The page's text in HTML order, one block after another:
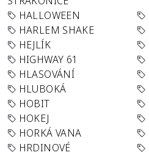
HALLOWEEN
HARLEM SHAKE
HEJLÍK
HIGHWAY 61
HLASOVÁNÍ
HLUBOKÁ
HOBIT
HOKEJ
HORKÁ VANA
HRDINOVÉ